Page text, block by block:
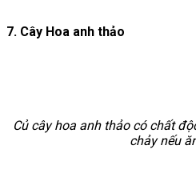
7. Cây Hoa anh thảo
Củ cây hoa anh thảo có chất
chảy nếu